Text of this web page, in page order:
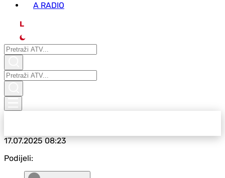
A RADIO
L
17.07.202508:23
Podijeli: